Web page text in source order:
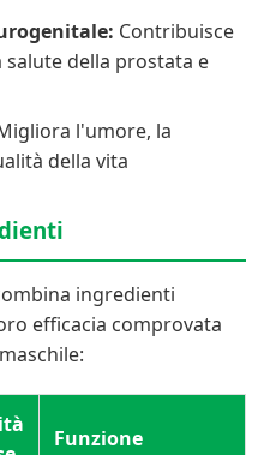
Contribuisce
della prostata e
l'umore, la
della vita
ingredienti
efficacia comprovata
Funzione